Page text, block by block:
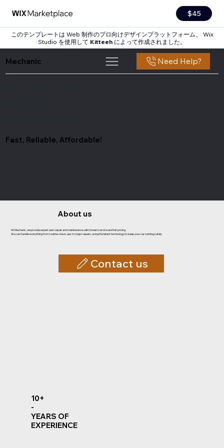
$45
このテンプレートは Web 制作のプロ向けデザインプラットフォーム、 Wix
Studio を使用して Kitteeh によって作成されました。